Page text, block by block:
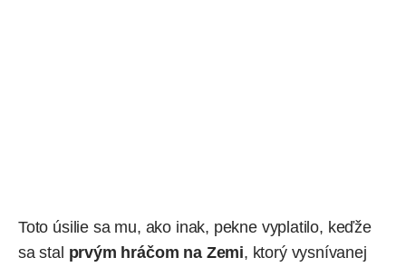
Toto úsilie sa mu, ako inak, pekne vyplatilo, keďže
sa stal prvým hráčom na Zemi, ktorý vysnívanej